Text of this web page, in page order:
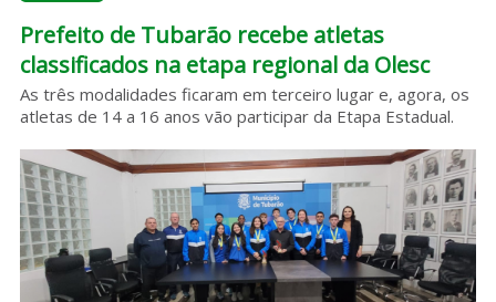
Podcasts
Sobre o HC
Prefeito de Tubarão recebe atletas
classificados na etapa regional da Olesc
As três modalidades ficaram em terceiro lugar e, agora, os
atletas de 14 a 16 anos vão participar da Etapa Estadual.